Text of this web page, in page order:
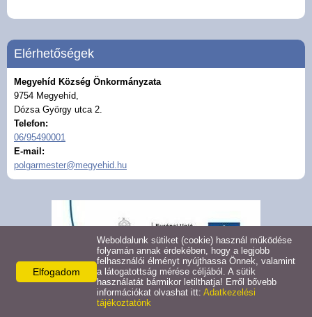
Felhívások
Turizmus
Gazdaság
Galéria
Közérdekű adatok
Elérhetőségek
Megyehíd Község Önkormányzata
9754 Megyehíd,
Dózsa György utca 2.
Telefon:
06/95490001
E-mail:
polgarmester@megyehid.hu
Elfogadom
Weboldalunk sütiket (cookie) használ működése
folyamán annak érdekében, hogy a legjobb
felhasználói élményt nyújthassa Önnek, valamint
a látogatottság mérése céljából. A sütik
használatát bármikor letilthatja! Erről bővebb
információkat olvashat itt: Adatkezelési
tájékoztatónk